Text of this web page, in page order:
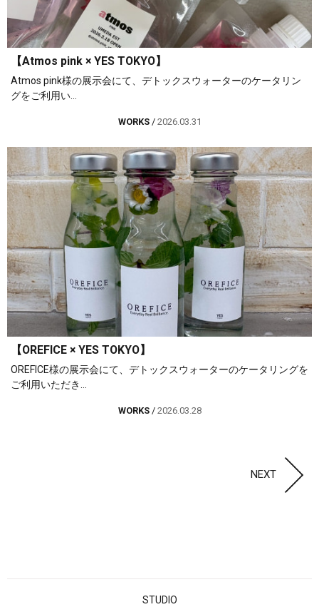
【Atmos pink × YES TOKYO】
Atmos pink様の展示会にて、デトックスウォーターのケータリン
グをご利用い...
WORKS/ 2026.03.31
【OREFICE × YES TOKYO】
OREFICE様の展示会にて、デトックスウォーターのケータリングを
ご利用いただき...
WORKS/ 2026.03.28
NEXT
STUDIO